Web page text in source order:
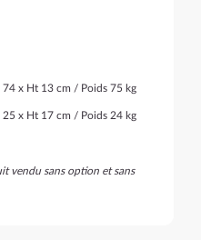
74 x Ht 13 cm / Poids 75 kg
25 x Ht 17 cm / Poids 24 kg
vendu sans option et sans